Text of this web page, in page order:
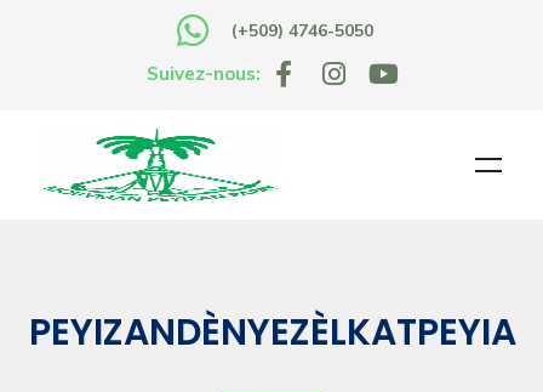
(+509) 4746-5050
Suivez-nous:
PEYIZANDÈNYEZÈLKATPEYIA